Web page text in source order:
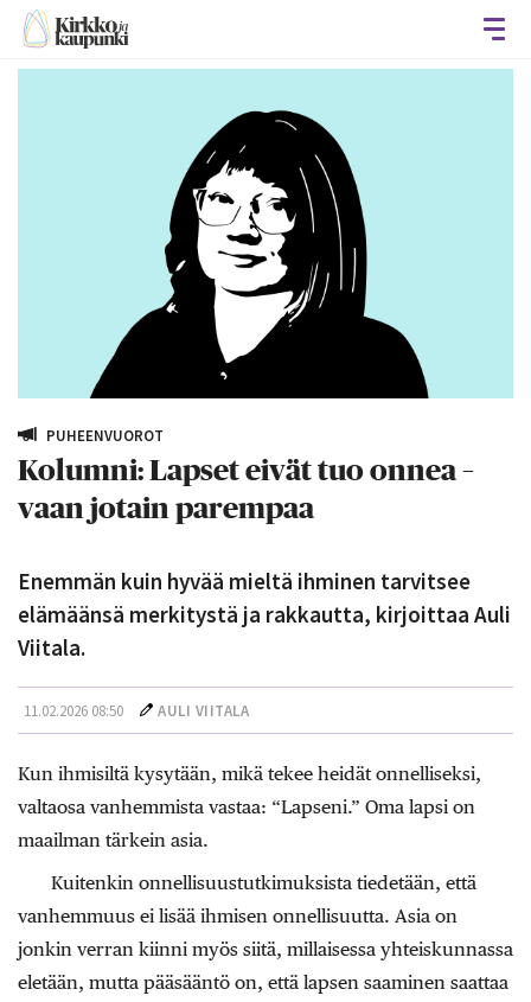
PUHEENVUOROT
Kolumni: Lapset eivät tuo onnea –
vaan jotain parempaa
Enemmän kuin hyvää mieltä ihminen tarvitsee
elämäänsä merkitystä ja rakkautta, kirjoittaa Auli
Viitala.
11.02.2026 08:50 AULI VIITALA
Kun ihmisiltä kysytään, mikä tekee heidät onnelliseksi,
valtaosa vanhemmista vastaa: “Lapseni.” Oma lapsi on
maailman tärkein asia.
Kuitenkin onnellisuustutkimuksista tiedetään, että
vanhemmuus ei lisää ihmisen onnellisuutta. Asia on
jonkin verran kiinni myös siitä, millaisessa yhteiskunnassa
eletään, mutta pääsääntö on, että lapsen saaminen saattaa